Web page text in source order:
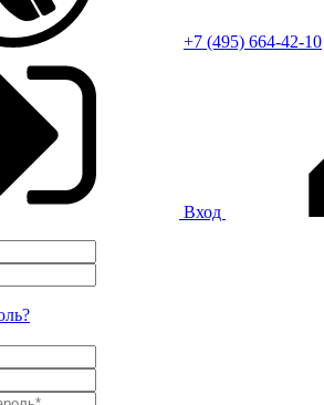
+7 (495) 664-42-10
Вход